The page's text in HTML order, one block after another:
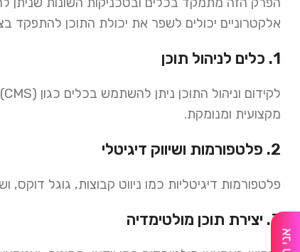
אלקטרוניים יכולים לשפר את יכולת התוכן להתפקד
1. כלים לניהול תוכן
מקצועית ומנומקת.
2. פלטפורמות ושיווק דיגיטלי
פלטפורמות דיגיטליות כמו ניווט קבוצות, גוגל דוקס,
3. יצירת תוכן מולטימדיה